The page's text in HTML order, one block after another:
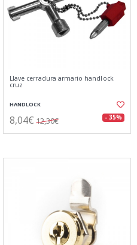
Llave cerradura armario handlock
cruz
HANDLOCK
8,04€ 12,30€ - 35%